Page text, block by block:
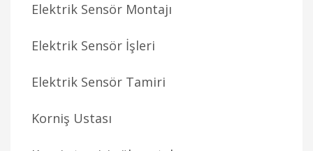
Elektrik Sensör Montajı
Elektrik Sensör İşleri
Elektrik Sensör Tamiri
Korniş Ustası